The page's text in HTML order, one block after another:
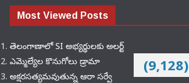
Most Viewed Posts
తెలంగాణాలో SI అభ్యర్థులకు అలర్ట్
ఎమ్మెల్యేల కొనుగోలు డ్రామా (9,128)
అక్షరసత్యమవుతున్న ఆరా సర్వే